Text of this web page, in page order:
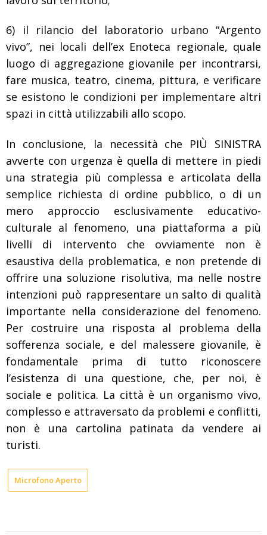
6) il rilancio del laboratorio urbano “Argento
vivo”, nei locali dell’ex Enoteca regionale, quale
luogo di aggregazione giovanile per incontrarsi,
fare musica, teatro, cinema, pittura, e verificare
se esistono le condizioni per implementare altri
spazi in città utilizzabili allo scopo.
In conclusione, la necessità che PIÙ SINISTRA
avverte con urgenza è quella di mettere in piedi
una strategia più complessa e articolata della
semplice richiesta di ordine pubblico, o di un
mero approccio esclusivamente educativo-
culturale al fenomeno, una piattaforma a più
livelli di intervento che ovviamente non è
esaustiva della problematica, e non pretende di
offrire una soluzione risolutiva, ma nelle nostre
intenzioni può rappresentare un salto di qualità
importante nella considerazione del fenomeno.
Per costruire una risposta al problema della
sofferenza sociale, e del malessere giovanile, è
fondamentale prima di tutto riconoscere
l’esistenza di una questione, che, per noi, è
sociale e politica. La città è un organismo vivo,
complesso e attraversato da problemi e conflitti,
non è una cartolina patinata da vendere ai
turisti.
Microfono Aperto